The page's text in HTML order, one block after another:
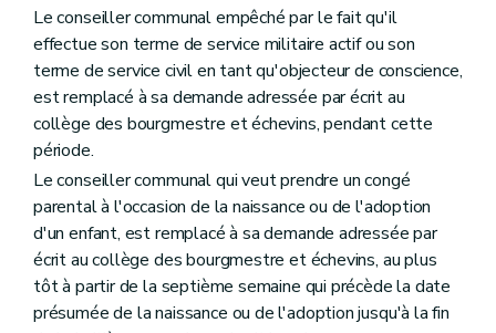
Art. L1332-25
Art. L1332-26
Art. L1332-27
Art. L1332-28
Art. L1332-29
Art. L1332-30
Art. L1332-31
Livre IV
Titre premier Organisation des organes territoriaux intracommunaux
Chapitre premier Dispositions générales
Art. L1411-1
Chapitre II Les conseils de (secteur)
Section première Mode de désignation et statut des conseillers de (secteur)
Art. L1412-1
Section 2 Réunions, discussions et décisions des conseils de (secteur)
Le conseiller communal empêché par le fait qu'il
effectue son terme de service militaire actif ou son
terme de service civil en tant qu'objecteur de conscience,
est remplacé à sa demande adressée par écrit au
collège des bourgmestre et échevins, pendant cette
période.
Le conseiller communal qui veut prendre un congé
parental à l'occasion de la naissance ou de l'adoption
d'un enfant, est remplacé à sa demande adressée par
écrit au collège des bourgmestre et échevins, au plus
tôt à partir de la septième semaine qui précède la date
présumée de la naissance ou de l'adoption jusqu'à la fin